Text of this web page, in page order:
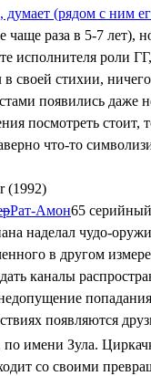
(рядом с ним
чаще раза в 5-7 лет),
исполнителя роли
своей стихии,
появились даже
посмотреть
что-то
(1992)
Рат-Амон65
наделал чудо-
в другом
каналы
появляются
по имени Зула.
со своими